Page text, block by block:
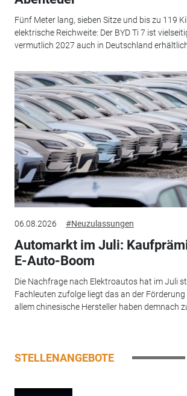
Fünf Meter lang, sieben Sitze und bis zu 119
elektrische Reichweite: Der BYD Ti 7 ist
vermutlich 2027 auch in Deutschland
06.08.2026 #Neuzulassungen
Automarkt im Juli:
E-Auto-Boom
Die Nachfrage nach Elektroautos hat im Juli
Fachleuten zufolge liegt das an der Förderung
allem chinesische Hersteller haben demnach
STELLENANGEBOTE